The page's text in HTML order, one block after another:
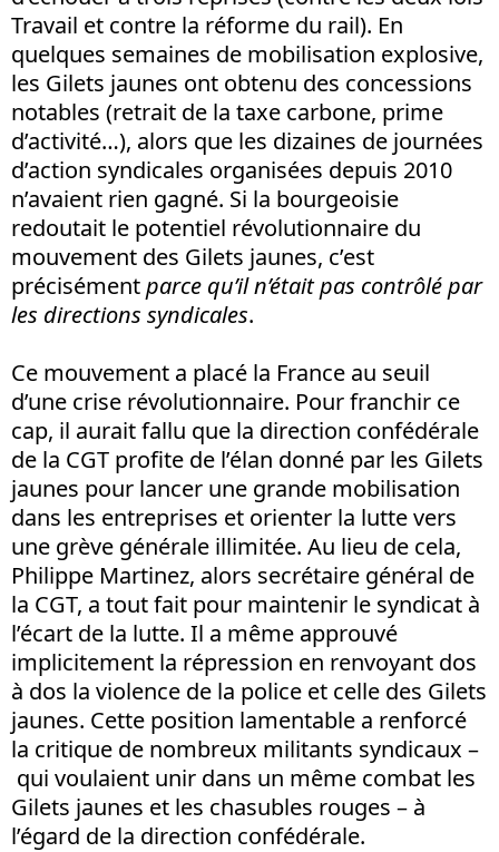
Travail et contre la réforme du rail). En
quelques semaines de mobilisation explosive,
les Gilets jaunes ont obtenu des concessions
notables (retrait de la taxe carbone, prime
d’activité…), alors que les dizaines de journées
d’action syndicales organisées depuis 2010
n’avaient rien gagné. Si la bourgeoisie
redoutait le potentiel révolutionnaire du
mouvement des Gilets jaunes, c’est
précisémentparce qu’il n’était pas contrôlé par
les directions syndicales.
Ce mouvement a placé la France au seuil
d’une crise révolutionnaire. Pour franchir ce
cap, il aurait fallu que la direction confédérale
de la CGT profite de l’élan donné par les Gilets
jaunes pour lancer une grande mobilisation
dans les entreprises et orienter la lutte vers
une grève générale illimitée. Au lieu de cela,
Philippe Martinez, alors secrétaire général de
la CGT, a tout fait pour maintenir le syndicat à
l’écart de la lutte. Il a même approuvé
implicitement la répression en renvoyant dos
à dos la violence de la police et celle des Gilets
jaunes. Cette position lamentable a renforcé
la critique de nombreux militants syndicaux –
qui voulaient unir dans un même combat les
Gilets jaunes et les chasubles rouges – à
l’égard de la direction confédérale.